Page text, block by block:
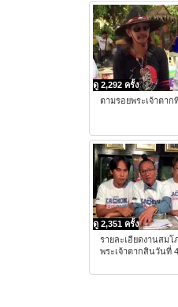
ดู 2,292 ครั้ง
ตามรอยพระเจ้าตาก
ดู 2,351 ครั้ง
รายละเอียดงานสมโ
พระเจ้าตากสินวันที่